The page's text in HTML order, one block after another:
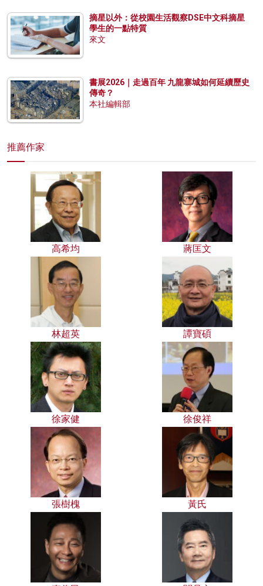
摘星以外：從校園生活觀察DSE中文科摘星
學生的一點特質
來文
書展2026｜走過百年 九龍寨城如何延續歷史
傳奇？
本社編輯部
推薦作家
高希均 蔣匡文
林超英 譚寶碩
徐家健 徐俊祥
張樹槐 黃氏